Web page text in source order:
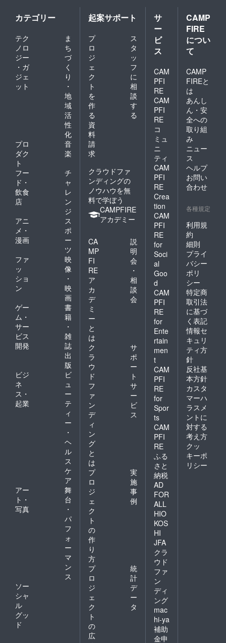
希望の
場合は
対応致
します
のでご
連絡く
カテゴリー
テク
ノロ
ジー
・ガ
ジェ
ット
ま
ち
づ
く
り
・
地
域
活
性
化
プロ
ダク
ト
音
楽
フー
ド・
飲食
店
チ
ャ
レ
ン
ジ
アニ
メ・
漫画
ス
ポ
ー
ツ
ファ
ッ
ショ
ン
映
像
・
映
画
ゲー
ム・
サー
ビス
開発
書
籍
・
雑
誌
出
版
ビジ
ネ
ス・
起業
ビ
ュ
ー
テ
ィ
ー
・
ヘ
ル
ス
ケ
ア
アー
ト・
写真
舞
台
・
パ
フ
ォ
ー
マ
ン
ス
ソー
シャ
ル
グッ
ド
起案サポート
プ
ロ
ジ
ェ
ク
ト
を
作
る
ス
タ
ッ
フ
に
相
談
す
る
資
料
請
求
クラウドファ
ンディングの
ノウハウを無
料で学ぼう
CAMPFIRE
アカデミー
CA
MP
FI
RE
ア
カ
デ
ミ
ー
と
は
説
明
会
・
相
談
会
ク
ラ
ウ
ド
フ
ァ
ン
デ
ィ
ン
グ
と
は
サ
ポ
ー
ト
サ
ー
ビ
ス
プ
ロ
ジ
ェ
ク
ト
の
作
り
方
実
施
事
例
プ
ロ
ジ
ェ
ク
ト
の
広
統
計
デ
ー
タ
サ
ー
ビ
ス
CAM
PFI
RE
CAM
PFI
RE
コ
ミュ
ニ
ティ
CAM
PFI
RE
Crea
tion
CAM
PFI
RE
for
Soci
al
Goo
d
CAM
PFI
RE
for
Ente
rtain
men
t
CAM
PFI
RE
for
Spor
ts
CAM
PFI
RE
ふる
さと
納税
AD
FOR
ALL
HIO
KOS
HI
JFA
クラ
ウド
ファ
ン
ディ
ング
mac
hi-ya
補助
金申
CAMP
FIRE
につい
て
CAMP
FIREと
は
あんし
ん・安
全への
取り組
み
ニュー
ス
ヘルプ
お問い
合わせ
各種規定
利用規
約
細則
プライ
バシー
ポリ
シー
特定商
取引法
に基づ
く表記
情報セ
キュリ
ティ方
針
反社基
本方針
カスタ
マーハ
ラスメ
ントに
対する
考え方
クッ
キーポ
リシー